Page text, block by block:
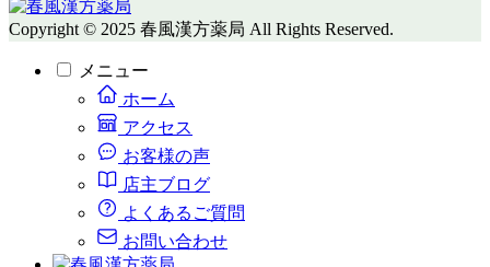
Copyright © 2025 春風漢方薬局 All Rights Reserved.
メニュー
ホーム
アクセス
お客様の声
店主ブログ
よくあるご質問
お問い合わせ